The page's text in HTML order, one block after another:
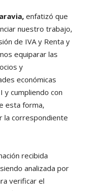
enfatizó que
nuestro trabajo,
de IVA y Renta y
equiparar las
y
económicas
y cumpliendo con
esta forma,
la correspondiente
recibida
analizada por
verificar el